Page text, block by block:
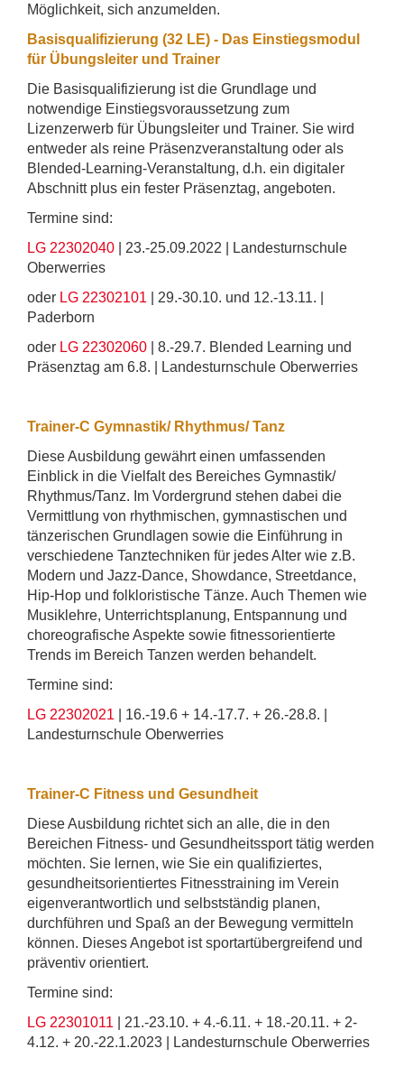
Möglichkeit, sich anzumelden.
Basisqualifizierung (32 LE) - Das Einstiegsmodul
für Übungsleiter und Trainer
Die Basisqualifizierung ist die Grundlage und
notwendige Einstiegsvoraussetzung zum
Lizenzerwerb für Übungsleiter und Trainer. Sie wird
entweder als reine Präsenzveranstaltung oder als
Blended-Learning-Veranstaltung, d.h. ein digitaler
Abschnitt plus ein fester Präsenztag, angeboten.
Termine sind:
LG 22302040
| 23.-25.09.2022 | Landesturnschule
Oberwerries
oder LG 22302101 | 29.-30.10. und 12.-13.11. |
Paderborn
oder LG 22302060
| 8.-29.7. Blended Learning und
Präsenztag am 6.8. | Landesturnschule Oberwerries
Trainer-C Gymnastik/ Rhythmus/ Tanz
Diese Ausbildung gewährt einen umfassenden
Einblick in die Vielfalt des Bereiches Gymnastik/
Rhythmus/Tanz. Im Vordergrund stehen dabei die
Vermittlung von rhythmischen, gymnastischen und
tänzerischen Grundlagen sowie die Einführung in
verschiedene Tanztechniken für jedes Alter wie z.B.
Modern und Jazz-Dance, Showdance, Streetdance,
Hip-Hop und folkloristische Tänze. Auch Themen wie
Musiklehre, Unterrichtsplanung, Entspannung und
choreografische Aspekte sowie fitnessorientierte
Trends im Bereich Tanzen werden behandelt.
Termine sind:
LG 22302021 | 16.-19.6 + 14.-17.7. + 26.-28.8. |
Landesturnschule Oberwerries
Trainer-C Fitness und Gesundheit
Diese Ausbildung richtet sich an alle, die in den
Bereichen Fitness- und Gesundheitssport tätig werden
möchten. Sie lernen, wie Sie ein qualifiziertes,
gesundheitsorientiertes Fitnesstraining im Verein
eigenverantwortlich und selbstständig planen,
durchführen und Spaß an der Bewegung vermitteln
können. Dieses Angebot ist sportartübergreifend und
präventiv orientiert.
Termine sind:
LG 22301011 | 21.-23.10. + 4.-6.11. + 18.-20.11. + 2-
4.12. + 20.-22.1.2023 | Landesturnschule Oberwerries